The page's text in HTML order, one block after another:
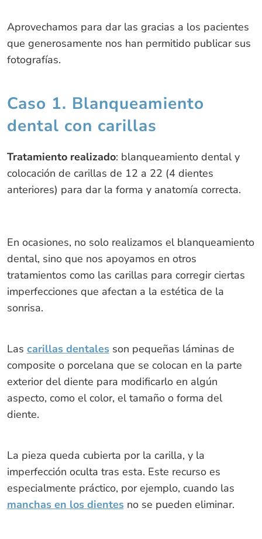
Aprovechamos para dar las gracias a los pacientes
que generosamente nos han permitido publicar sus
fotografías.
Caso 1. Blanqueamiento
dental con carillas
Tratamiento realizado: blanqueamiento dental y
colocación de carillas de 12 a 22 (4 dientes
anteriores) para dar la forma y anatomía correcta.
En ocasiones, no solo realizamos el blanqueamiento
dental, sino que nos apoyamos en otros
tratamientos como las carillas para corregir ciertas
imperfecciones que afectan a la estética de la
sonrisa.
Las carillas dentales son pequeñas láminas de
composite o porcelana que se colocan en la parte
exterior del diente para modificarlo en algún
aspecto, como el color, el tamaño o forma del
diente.
La pieza queda cubierta por la carilla, y la
imperfección oculta tras esta. Este recurso es
especialmente práctico, por ejemplo, cuando las
manchas en los dientes no se pueden eliminar.